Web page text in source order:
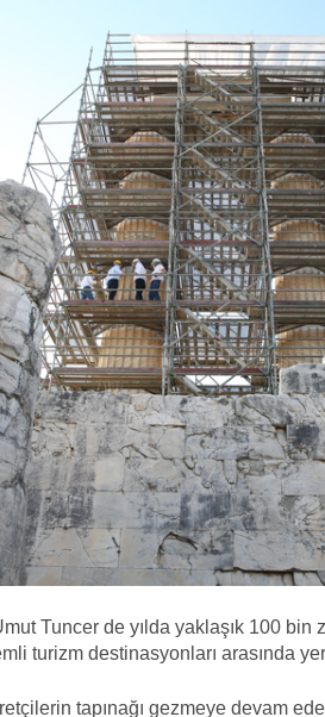
Tuncer de yılda yaklaşık 100 bin
turizm destinasyonları arasında yer
tapınağı gezmeye devam